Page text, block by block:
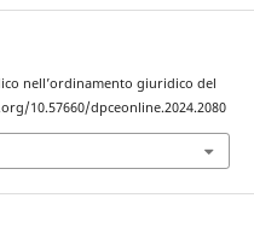
nell’ordinamento giuridico del
10.57660/dpceonline.2024.2080